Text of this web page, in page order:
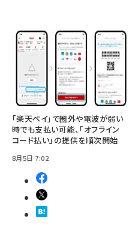
「楽天ペイ」で圏外や電波が弱い
時でも支払い可能、「オフライン
コード払い」の提供を順次開始
8月5日 7:02